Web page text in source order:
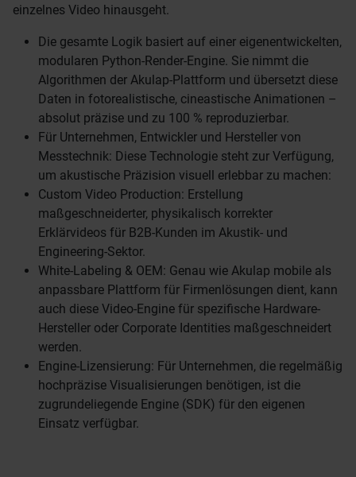
einzelnes Video hinausgeht.
Die gesamte Logik basiert auf einer eigenentwickelten,
modularen Python-Render-Engine. Sie nimmt die
Algorithmen der Akulap-Plattform und übersetzt diese
Daten in fotorealistische, cineastische Animationen –
absolut präzise und zu 100 % reproduzierbar.
Für Unternehmen, Entwickler und Hersteller von
Messtechnik: Diese Technologie steht zur Verfügung,
um akustische Präzision visuell erlebbar zu machen:
Custom Video Production: Erstellung
maßgeschneiderter, physikalisch korrekter
Erklärvideos für B2B-Kunden im Akustik- und
Engineering-Sektor.
White-Labeling & OEM: Genau wie Akulap mobile als
anpassbare Plattform für Firmenlösungen dient, kann
auch diese Video-Engine für spezifische Hardware-
Hersteller oder Corporate Identities maßgeschneidert
werden.
Engine-Lizensierung: Für Unternehmen, die regelmäßig
hochpräzise Visualisierungen benötigen, ist die
zugrundeliegende Engine (SDK) für den eigenen
Einsatz verfügbar.